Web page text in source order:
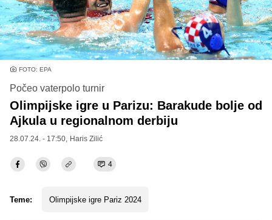
FOTO: EPA
Počeo vaterpolo turnir
Olimpijske igre u Parizu: Barakude bolje od
Ajkula u regionalnom derbiju
28.07.24. - 17:50, Haris Zilić
4
Teme: Olimpijske igre Pariz 2024